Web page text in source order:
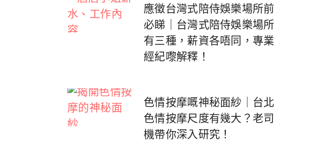
應徵台灣式陪侍娛樂場所前
必睇｜台灣式陪侍娛樂場所
有三種，薪資各唔同，專業
經紀嚟解釋！
色情按摩嘅神秘面紗｜台北
色情按摩尺度有幾大？老司
機帶你深入研究！